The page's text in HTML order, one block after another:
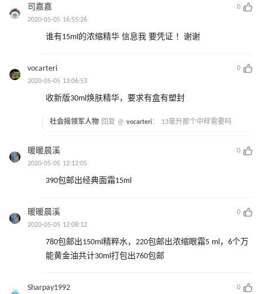
司嘉嘉
0
2020-05-05 16:55:26
谁有15ml的浓缩精华 信息我 要凭证 ！谢谢
vocarteri
0
2020-05-05 13:06:53
收新版30ml焕肤精华，要求有盒有塑封
社会摇领军人物 回复 @ vocarteri： 13毫升那个中样需要吗
暖暖晨溪
0
2020-05-05 12:12:05
390包邮出经典面霜15ml
暖暖晨溪
0
2020-05-05 12:08:12
780包邮出150ml精粹水，220包邮出浓缩眼霜5 ml，6个万
能黄金油共计30ml打包出760包邮
Sharpay1992
0